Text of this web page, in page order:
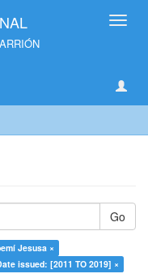
Go
Jesusa ×
issued: [2011 TO 2019] ×